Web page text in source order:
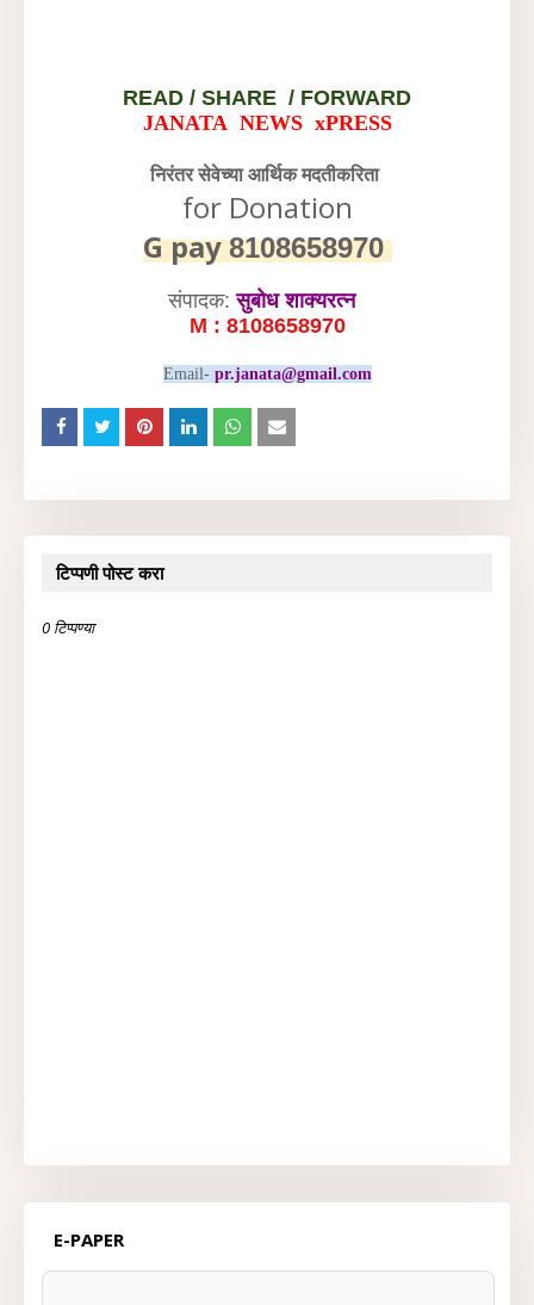
READ / SHARE / FORWARD
JANATA NEWS xPRESS
निरंतर सेवेच्या आर्थिक मदतीकरिता
for Donation
G pay8108658970
संपादक:सुबोध शाक्यरत्न
M : 8108658970
Email- pr.janata@gmail.com
टिप्पणी पोस्ट करा
0 टिप्पण्या
E-PAPER